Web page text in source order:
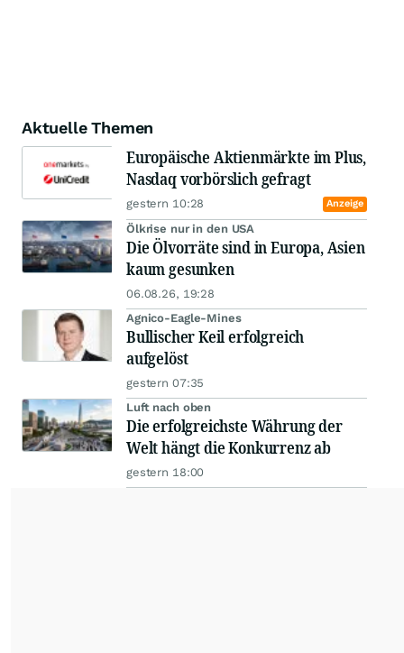
Aktuelle Themen
Europäische Aktienmärkte im Plus,
Nasdaq vorbörslich gefragt
gestern 10:28 Anzeige
Ölkrise nur in den USA
Die Ölvorräte sind in Europa, Asien
kaum gesunken
06.08.26, 19:28
Agnico-Eagle-Mines
Bullischer Keil erfolgreich
aufgelöst
gestern 07:35
Luft nach oben
Die erfolgreichste Währung der
Welt hängt die Konkurrenz ab
gestern 18:00